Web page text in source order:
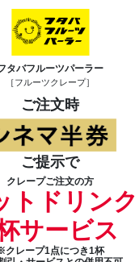
タバフルーツパーラー
［フルーツクレープ］
ご注文時
ご提示で
クレープご注文の方
トドリンク
サービス
クレープ1点につき1杯